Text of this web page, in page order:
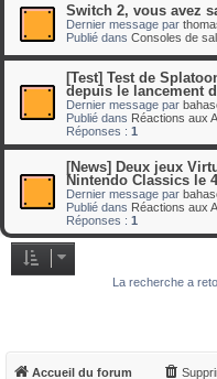
Switch 2, vous avez
Dernier message par
Publié dans Consoles de
[Test] Test de
depuis le lancement
Dernier message par
Publié dans Réactions aux
Réponses : 1
[News] Deux jeux
Nintendo Classics le
Dernier message par
Publié dans Réactions aux
Réponses : 1
La recherche a
Accueil du forum